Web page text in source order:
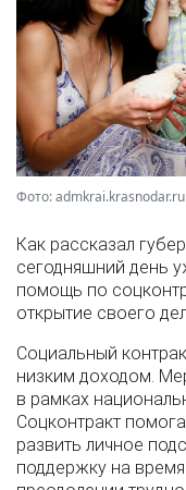
Фото: admkrai.krasnodar.ru
Как рассказал
сегодняшний день
помощь по
открытие своего
Социальный
низким доходом.
в рамках
Соцконтракт
развить личное
поддержку на